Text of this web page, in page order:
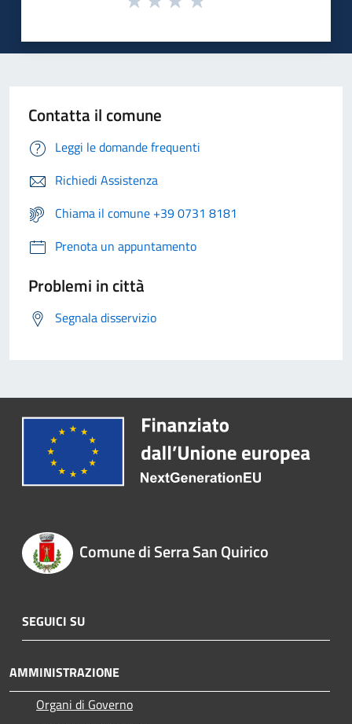
Contatta il comune
Leggi le domande frequenti
Richiedi Assistenza
Chiama il comune +39 0731 8181
Prenota un appuntamento
Problemi in città
Segnala disservizio
Comune di Serra San Quirico
SEGUICI SU
AMMINISTRAZIONE
Organi di Governo